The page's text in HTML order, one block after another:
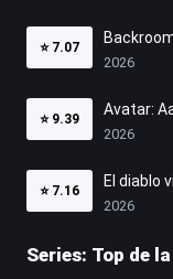
⭐ 7.07
2026
⭐ 9.39
Avatar:
2026
⭐ 7.16
El diablo
2026
Series: Top de